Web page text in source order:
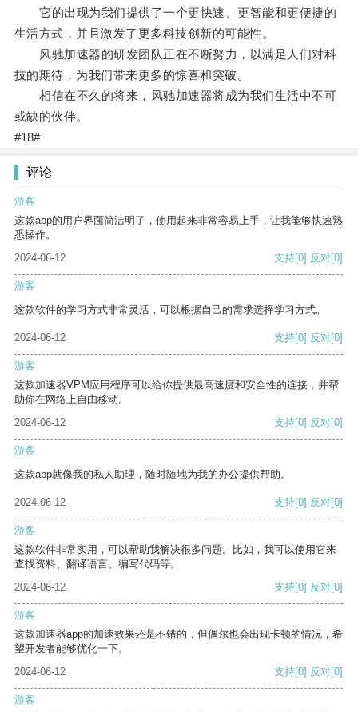
它的出现为我们提供了一个更快速、更智能和更便捷的
生活方式，并且激发了更多科技创新的可能性。
风驰加速器的研发团队正在不断努力，以满足人们对科
技的期待，为我们带来更多的惊喜和突破。
相信在不久的将来，风驰加速器将成为我们生活中不可
或缺的伙伴。
#18#
评论
游客
这款app的用户界面简洁明了，使用起来非常容易上手，让我能够快速熟
悉操作。
2024-06-12
支持[0] 反对[0]
游客
这款软件的学习方式非常灵活，可以根据自己的需求选择学习方式。
2024-06-12 支持[0] 反对[0]
游客
这款加速器VPM应用程序可以给你提供最高速度和安全性的连接，并帮
助你在网络上自由移动。
2024-06-12
支持[0] 反对[0]
游客
这款app就像我的私人助理，随时随地为我的办公提供帮助。
2024-06-12 支持[0] 反对[0]
游客
这款软件非常实用，可以帮助我解决很多问题。比如，我可以使用它来
查找资料、翻译语言、编写代码等。
2024-06-12
支持[0] 反对[0]
游客
这款加速器app的加速效果还是不错的，但偶尔也会出现卡顿的情况，希
望开发者能够优化一下。
2024-06-12
支持[0] 反对[0]
游客